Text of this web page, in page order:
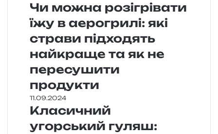
Чи можна розігрівати
їжу в аерогрилі: які
страви підходять
найкраще та як не
пересушити
продукти
11.09.2024
Класичний
угорський гуляш: